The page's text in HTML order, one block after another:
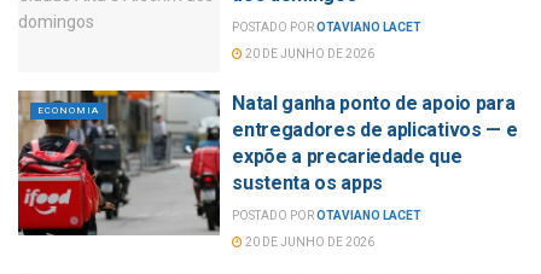
POSTADO POROTAVIANO LACET
20 DE JUNHO DE 2026
ECONOMIA
Natal ganha ponto de apoio para
entregadores de aplicativos — e
expõe a precariedade que
sustenta os apps
POSTADO POROTAVIANO LACET
20 DE JUNHO DE 2026